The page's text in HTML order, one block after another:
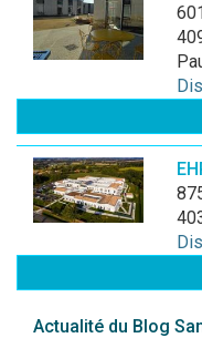
Actualité du Blog